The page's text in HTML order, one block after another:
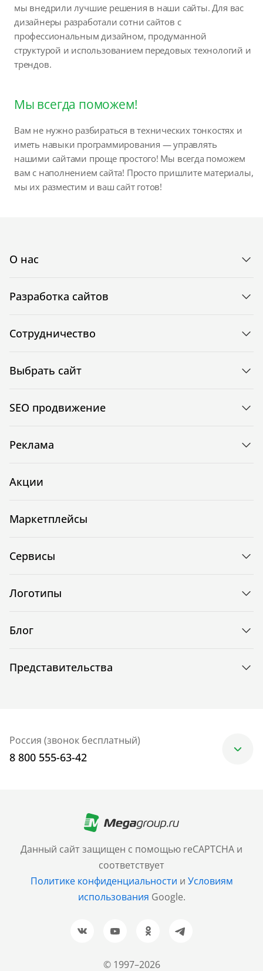
мы внедрили лучшие решения в наши сайты. Для вас
дизайнеры разработали сотни сайтов с
профессиональным дизайном, продуманной
структурой и использованием передовых технологий и
трендов.
Мы всегда поможем!
Вам не нужно разбираться в технических тонкостях и
иметь навыки программирования — управлять
нашими сайтами проще простого! Мы всегда поможем
вам с наполнением сайта! Просто пришлите материалы,
мы их разместим и ваш сайт готов!
© 1997–2026
Данный сайт защищен с помощью reCAPTCHA и
соответствует
Политике конфиденциальности и Условиям
использования Google.
О нас
Разработка сайтов
Сотрудничество
Выбрать сайт
SEO продвижение
Реклама
Акции
Маркетплейсы
Сервисы
Логотипы
Блог
Представительства
Россия (звонок бесплатный)
8 800 555-63-42
+7 (499) 705-30-10
Санкт-Петербург
+7 (812) 600-77-33
Барнаул
+7 (961) 999-93-93
Новосибирск